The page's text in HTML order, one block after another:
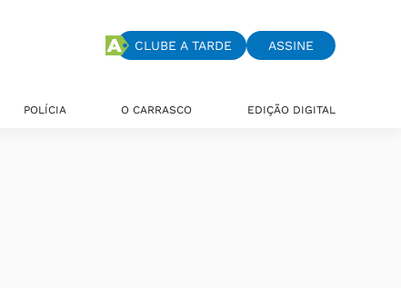
CLUBE A TARDE ASSINE
POLÍCIA O CARRASCO EDIÇÃO DIGITAL